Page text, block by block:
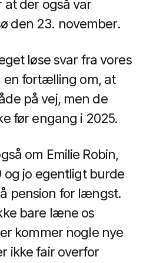
at der også var
den 23. november.
løse svar fra vores
en fortælling om, at
på vej, men de
før engang i 2025.
om Emilie Robin,
og jo egentligt burde
pension for længst.
bare læne os
kommer nogle nye
ikke fair overfor